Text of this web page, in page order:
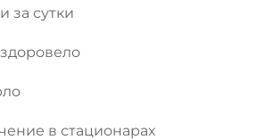
за сутки
в стационарах